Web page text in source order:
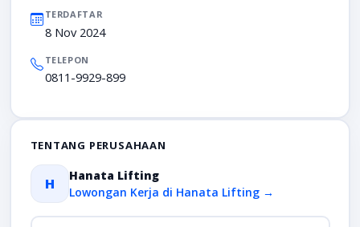
TERDAFTAR
8 Nov 2024
TELEPON
0811-9929-899
TENTANG PERUSAHAAN
H
Hanata Lifting
Lowongan Kerja di Hanata Lifting →